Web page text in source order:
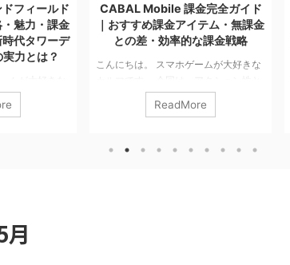
フィールド
魅力・課金
代タワーデ
力とは？
人気タワーデ
イツ」の世
ツ：エンドフ
PTE.LTD.無
CABAL Mobile 課金完全ガイド
｜おすすめ課金アイテム・無課金
との差・効率的な課金戦略
こんにちは。 スマホゲームが大好きな
育成が特徴の本格MMORPG――
『CABAL Mobile（カバルモバイル）』
ReadMore